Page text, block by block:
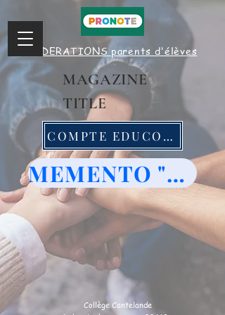
FEDERATIONS parents d'élèves
INFOS - MAIRIE CESTAS
COMPTE EDUCONNECT
MAGAZINE
TITLE
MEMENTO "mon année de 3ème"
Collège Cantelande